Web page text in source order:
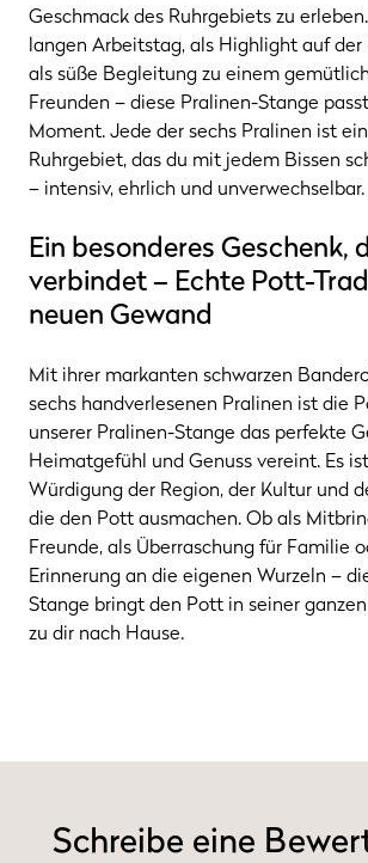
Geschmack des Ruhrgebiets zu
langen Arbeitstag, als Highlight auf
als süße Begleitung zu einem
Freunden – diese Pralinen-Stange
Moment. Jede der sechs Pralinen ist
Ruhrgebiet, das du mit jedem Bissen
– intensiv, ehrlich und unverwechselbar.
Ein besonderes Geschenk,
verbindet – Echte Pott-
neuen Gewand
Mit ihrer markanten schwarzen
sechs handverlesenen Pralinen ist die
unserer Pralinen-Stange das perfekte
Heimatgefühl und Genuss vereint. Es
Würdigung der Region, der Kultur und
die den Pott ausmachen. Ob als
Freunde, als Überraschung für Familie
Erinnerung an die eigenen Wurzeln –
Stange bringt den Pott in seiner
zu dir nach Hause.
Schreibe eine